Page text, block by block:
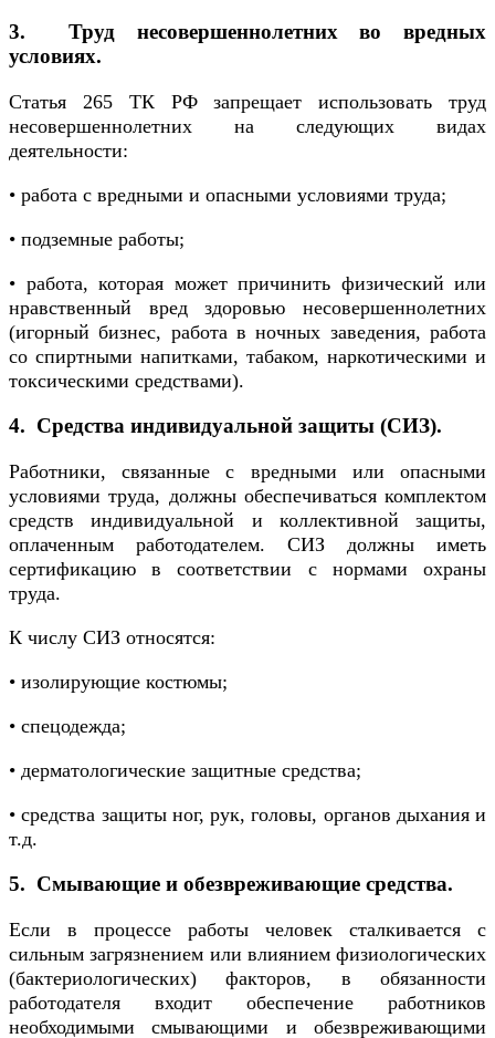
3. Труд несовершеннолетних во вредных
условиях.
Статья 265 ТК РФ запрещает использовать труд
несовершеннолетних на следующих видах
деятельности:
• работа с вредными и опасными условиями труда;
• подземные работы;
• работа, которая может причинить физический или
нравственный вред здоровью несовершеннолетних
(игорный бизнес, работа в ночных заведения, работа
со спиртными напитками, табаком, наркотическими и
токсическими средствами).
4. Средства индивидуальной защиты (СИЗ).
Работники, связанные с вредными или опасными
условиями труда, должны обеспечиваться комплектом
средств индивидуальной и коллективной защиты,
оплаченным работодателем. СИЗ должны иметь
сертификацию в соответствии с нормами охраны
труда.
К числу СИЗ относятся:
• изолирующие костюмы;
• спецодежда;
• дерматологические защитные средства;
• средства защиты ног, рук, головы, органов дыхания и
т.д.
5. Смывающие и обезвреживающие средства.
Если в процессе работы человек сталкивается с
сильным загрязнением или влиянием физиологических
(бактериологических) факторов, в обязанности
работодателя входит обеспечение работников
необходимыми смывающими и обезвреживающими